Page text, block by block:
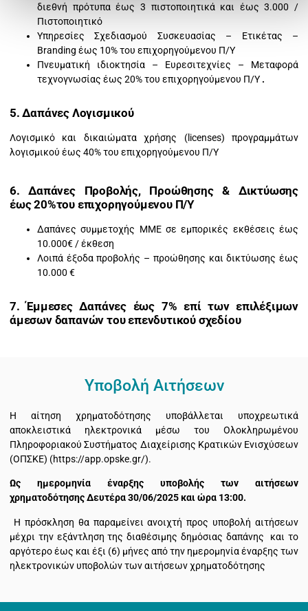
διεθνή πρότυπα έως 3 πιστοποιητικά και έως 3.000 /
Πιστοποιητικό
Υπηρεσίες Σχεδιασμού Συσκευασίας – Ετικέτας –
Branding έως 10% του επιχορηγούμενου Π/Υ
Πνευματική ιδιοκτησία – Ευρεσιτεχνίες – Μεταφορά
τεχνογνωσίας έως 20% του επιχορηγούμενου Π/Υ .
5. Δαπάνες Λογισμικού
Λογισμικό και δικαιώματα χρήσης (licenses) προγραμμάτων
λογισμικού έως 40% του επιχορηγούμενου Π/Υ
6. Δαπάνες Προβολής, Προώθησης & Δικτύωσης
έως20%του επιχορηγούμενου Π/Υ
Δαπάνες συμμετοχής ΜΜΕ σε εμπορικές εκθέσεις έως
10.000€ / έκθεση
Λοιπά έξοδα προβολής – προώθησης και δικτύωσης έως
10.000 €
7.Έμμεσες Δαπάνες έως 7% επί των επιλέξιμων
άμεσων δαπανών του επενδυτικού σχεδίου
Υποβολή Αιτήσεων
Η αίτηση χρηματοδότησης υποβάλλεται υποχρεωτικά
αποκλειστικά ηλεκτρονικά μέσω του Ολοκληρωμένου
Πληροφοριακού Συστήματος Διαχείρισης Κρατικών Ενισχύσεων
(ΟΠΣΚΕ) (https://app.opske.gr/).
Ως ημερομηνία έναρξης υποβολής των αιτήσεων
χρηματοδότησηςΔευτέρα 30/06/2025 και ώρα 13:00.
Η πρόσκληση θα παραμείνει ανοιχτή προς υποβολή αιτήσεων
μέχρι την εξάντληση της διαθέσιμης δημόσιας δαπάνης και το
αργότερο έως και έξι (6) μήνες από την ημερομηνία έναρξης των
ηλεκτρονικών υποβολών των αιτήσεων χρηματοδότησης